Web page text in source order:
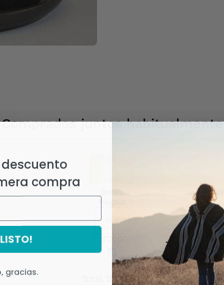
Comprados juntos habitualmente
$83.180
descuento
compra
gracias.